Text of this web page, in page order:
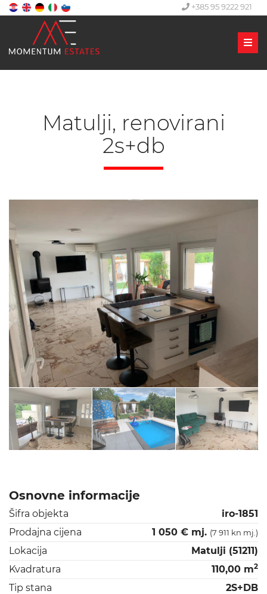
+385 95 9222 921
Matulji, renovirani
2s+db
Osnovne informacije
Šifra objekta
iro-1851
Prodajna cijena
1 050 € mj. (7 911 kn mj.)
Lokacija
Matulji (51211)
Kvadratura
110,00 m2
Tip stana
2S+DB